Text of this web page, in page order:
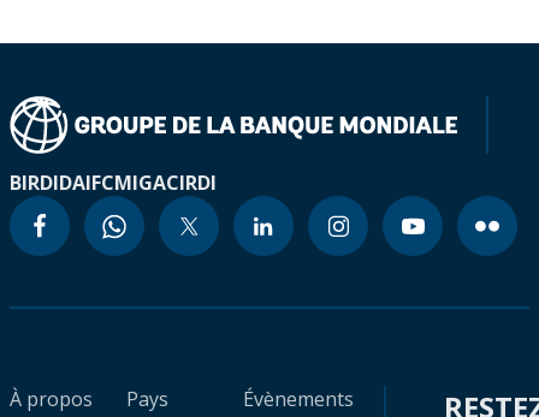
BIRDIDAIFCMIGACIRDI
À propos
Pays
Évènements